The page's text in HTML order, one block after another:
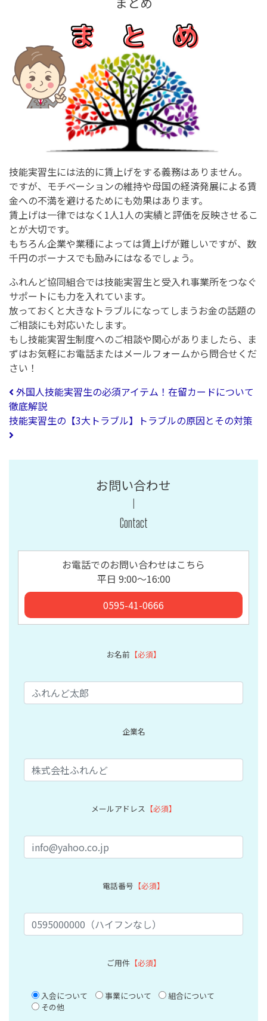
技能実習生には法的に賃上げをする義務はありません。
ですが、モチベーションの維持や母国の経済発展による賃
金への不満を避けるためにも効果はあります。
賃上げは一律ではなく1人1人の実績と評価を反映させるこ
とが大切です。
もちろん企業や業種によっては賃上げが難しいですが、数
千円のボーナスでも励みにはなるでしょう。
ふれんど協同組合では技能実習生と受入れ事業所をつなぐ
サポートにも力を入れています。
放っておくと大きなトラブルになってしまうお金の話題の
ご相談にも対応いたします。
もし技能実習生制度へのご相談や関心がありましたら、ま
ずはお気軽にお電話またはメールフォームから問合せくだ
さい！
投稿ナビゲーション
外国人技能実習生の必須アイテム！在留カードについて
徹底解説
技能実習生の【3大トラブル】トラブルの原因とその対策
お問い合わせ
Contact
お電話でのお問い合わせはこちら
平日 9:00〜16:00
0595-41-0666
お名前 【必須】
企業名
メールアドレス 【必須】
電話番号 【必須】
ご用件【必須】
入会について 事業について
組合について
その他